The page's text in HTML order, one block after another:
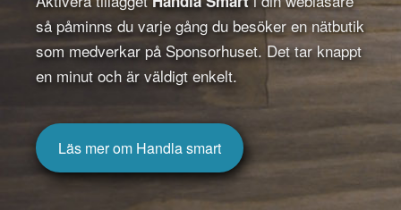
så påminns du varje gång du besöker en nätbutik
som medverkar på Sponsorhuset. Det tar knappt
en minut och är väldigt enkelt.
Läs mer om Handla smart